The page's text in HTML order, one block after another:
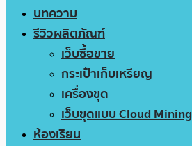
บทความ
รีวิวผลิตภัณฑ์
เว็บซื้อขาย
กระเป๋าเก็บเหรียญ
เครื่องขุด
เว็บขุดแบบ Cloud Mining
ห้องเรียน